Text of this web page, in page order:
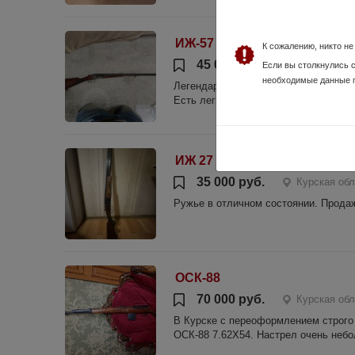
ИЖ-57
45 000 руб.
Курская
Легендарный Иж 57! Калибр 16!
Есть легкая сыпь на стволах,
ИЖ 27 М
35 000 руб.
Курская
Ружье в отличном состоянии.
ОСК-88
70 000 руб.
Курская
В Курске с переоформлением
ОСК-88 7.62Х54. Настрел очень
К сожалению, никто
Если вы
необходимые данные